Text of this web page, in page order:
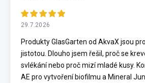
29.7.2026
Produkty GlasGarten od AkvaX jsou
jistotou. Dlouho jsem řešil, proč se
svlékání nebo proč mizí mladé kusy.
AE pro vytvoření biofilmu a Mineral